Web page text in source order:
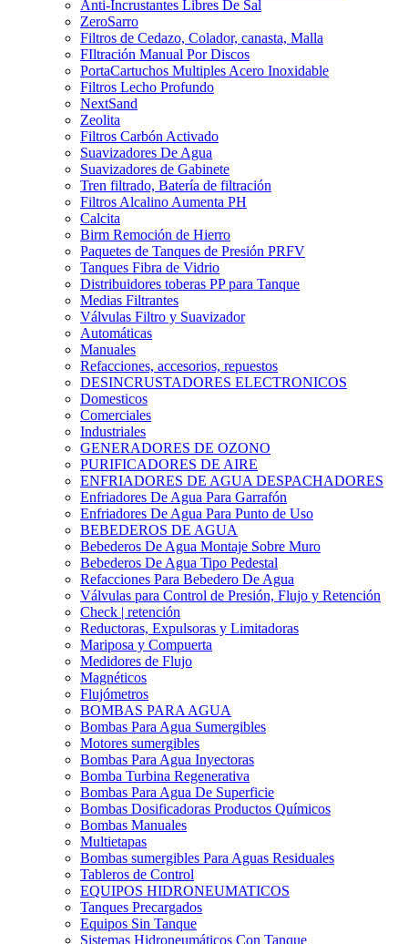
Anti-Incrustantes Libres De Sal
ZeroSarro
Filtros de Cedazo, Colador, canasta, Malla
FIltración Manual Por Discos
PortaCartuchos Multiples Acero Inoxidable
Filtros Lecho Profundo
NextSand
Zeolita
Filtros Carbón Activado
Suavizadores De Agua
Suavizadores de Gabinete
Tren filtrado, Batería de filtración
Filtros Alcalino Aumenta PH
Calcita
Birm Remoción de Hierro
Paquetes de Tanques de Presión PRFV
Tanques Fibra de Vidrio
Distribuidores toberas PP para Tanque
Medias Filtrantes
Válvulas Filtro y Suavizador
Automáticas
Manuales
Refacciones, accesorios, repuestos
DESINCRUSTADORES ELECTRONICOS
Domesticos
Comerciales
Industriales
GENERADORES DE OZONO
PURIFICADORES DE AIRE
ENFRIADORES DE AGUA DESPACHADORES
Enfriadores De Agua Para Garrafón
Enfriadores De Agua Para Punto de Uso
BEBEDEROS DE AGUA
Bebederos De Agua Montaje Sobre Muro
Bebederos De Agua Tipo Pedestal
Refacciones Para Bebedero De Agua
Válvulas para Control de Presión, Flujo y Retención
Check | retención
Reductoras, Expulsoras y Limitadoras
Mariposa y Compuerta
Medidores de Flujo
Magnéticos
Flujómetros
BOMBAS PARA AGUA
Bombas Para Agua Sumergibles
Motores sumergibles
Bombas Para Agua Inyectoras
Bomba Turbina Regenerativa
Bombas Para Agua De Superficie
Bombas Dosificadoras Productos Químicos
Bombas Manuales
Multietapas
Bombas sumergibles Para Aguas Residuales
Tableros de Control
EQUIPOS HIDRONEUMATICOS
Tanques Precargados
Equipos Sin Tanque
Sistemas Hidroneumáticos Con Tanque